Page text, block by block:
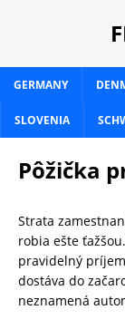
GERMANY
SLOVENIA
Pôžička
Strata
robia ešte
pravidelný
dostáva do
neznamená